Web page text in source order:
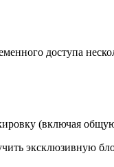
доступа
(включая
эксклюзивную